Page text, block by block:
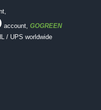
account GOGREEN
/ UPS worldwide